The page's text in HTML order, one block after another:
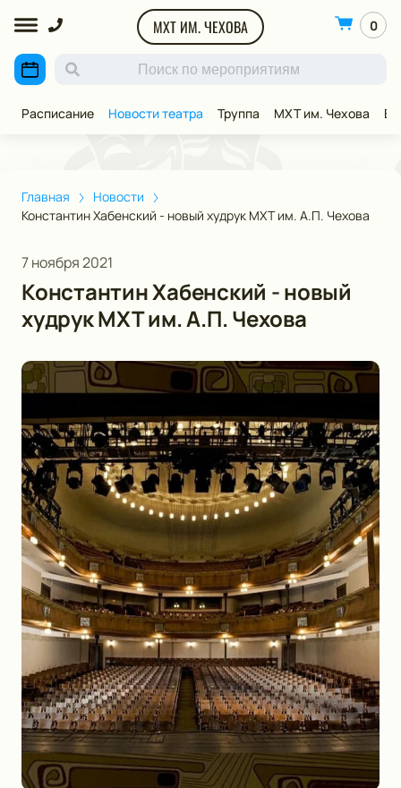
МХТ ИМ. ЧЕХОВА 0
Расписание Новости театра Труппа МХТ им. Чехова
Главная
Новости
Константин Хабенский - новый худрук МХТ им. А.П. Чехова
7 ноября 2021
Константин Хабенский - новый
худрук МХТ им. А.П. Чехова